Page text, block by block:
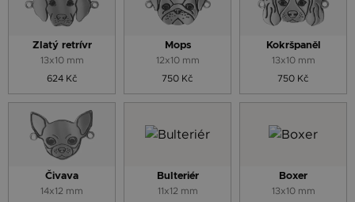
Zlatý retrívr
13x10 mm
624 Kč
Mops
12x10 mm
750 Kč
Kokršpaněl
13x10 mm
750 Kč
Čivava
14x12 mm
Bulteriér
11x12 mm
Boxer
13x10 mm